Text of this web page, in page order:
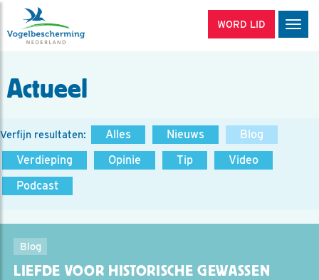
WORD LID
Actueel
Verfijn resultaten: Alles Nieuws
Blog
Verdieping
Opinie Tip
Video
Podcast
Blog
LIEFDE VOOR HISTORISCHE GEWASSEN